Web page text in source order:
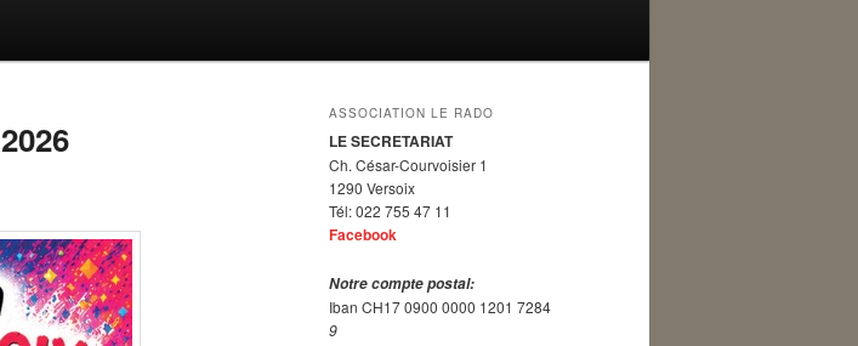
ASSOCIATION LE RADO
LE SECRETARIAT
Ch. César-Courvoisier 1
1290 Versoix
Tél: 022 755 47 11
Facebook
Notre compte postal:
Iban CH17 0900 0000 1201 7284
9